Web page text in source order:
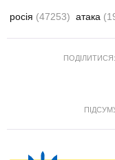
росія (47253) атака
ПОДІЛИТИСЯ: